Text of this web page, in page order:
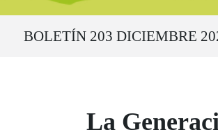
BOLETÍN 203 DICIEMBRE
La